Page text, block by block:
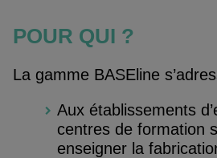
POUR QUI ?
La gamme BASEline
Aux établissements
centres de formation
enseigner la